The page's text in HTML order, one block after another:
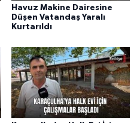
Havuz Makine Dairesine
Düşen Vatandaş Yaralı
Kurtarıldı